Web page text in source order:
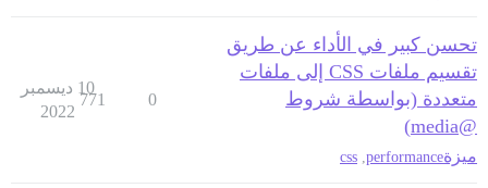
تحسن كبير في الأداء عن طريق
تقسيم ملفات CSS إلى ملفات
متعددة (بواسطة شروط
@media)
ميزةperformance
css
0
771
10 ديسمبر
2022